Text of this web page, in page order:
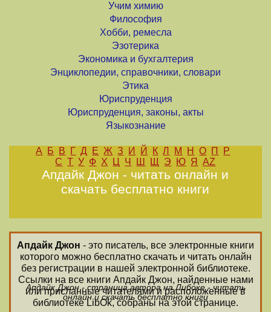
Учим химию
Философия
Хобби, ремесла
Эзотерика
Экономика и бухгалтерия
Энциклопедии, справочники, словари
Этика
Юриспруденция
Юриспруденция, законы, акты
Языкознание
А Б В Г Д Е Ж З И Й К Л М Н О П
Р
С Т У Ф Х Ц Ч Ш Щ Э Ю Я AZ
Апдайк Джон - читать онлайн и
скачать бесплатно книги
Апдайк Джон - это писатель, все электронные книги
которого можно бесплатно скачать и читать онлайн
без регистрации в нашей электронной библиотеке.
Ссылки на все книги Апдайк Джон, найденные нами
или присланные читателями и расположенные в
библиотеке LibOk, собраны на этой странице.
Апдайк Джон - страница автора на Либоке - читать
онлайн и скачать бесплатно книги